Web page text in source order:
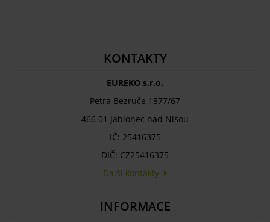
KONTAKTY
EUREKO s.r.o.
Petra Bezruče 1877/67
466 01 Jablonec nad Nisou
IČ: 25416375
DIČ: CZ25416375
Další kontakty
INFORMACE